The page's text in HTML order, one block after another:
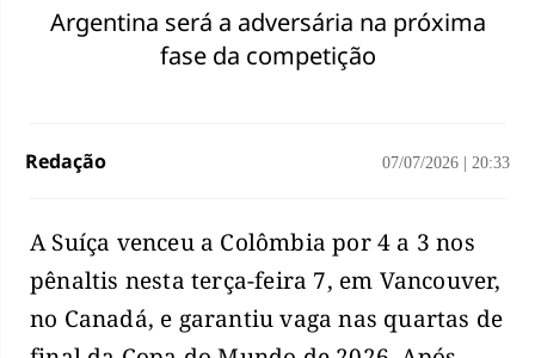
Argentina será a adversária na próxima
fase da competição
Redação 07/07/2026 20:33
A Suíça venceu a Colômbia por 4 a 3 nos
pênaltis nesta terça-feira 7, em Vancouver,
no Canadá, e garantiu vaga nas quartas de